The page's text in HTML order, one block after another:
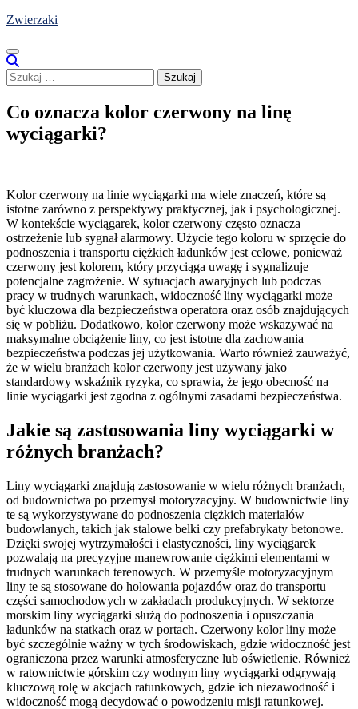
Skip
content
Zwierzaki
Szukaj:
Co oznacza kolor czerwony na linę
wyciągarki?
Kolor czerwony na linie wyciągarki ma wiele znaczeń, które są
istotne zarówno z perspektywy praktycznej, jak i psychologicznej.
W kontekście wyciągarek, kolor czerwony często oznacza
ostrzeżenie lub sygnał alarmowy. Użycie tego koloru w sprzęcie do
podnoszenia i transportu ciężkich ładunków jest celowe, ponieważ
czerwony jest kolorem, który przyciąga uwagę i sygnalizuje
potencjalne zagrożenie. W sytuacjach awaryjnych lub podczas
pracy w trudnych warunkach, widoczność liny wyciągarki może
być kluczowa dla bezpieczeństwa operatora oraz osób znajdujących
się w pobliżu. Dodatkowo, kolor czerwony może wskazywać na
maksymalne obciążenie liny, co jest istotne dla zachowania
bezpieczeństwa podczas jej użytkowania. Warto również zauważyć,
że w wielu branżach kolor czerwony jest używany jako
standardowy wskaźnik ryzyka, co sprawia, że jego obecność na
linie wyciągarki jest zgodna z ogólnymi zasadami bezpieczeństwa.
Jakie są zastosowania liny wyciągarki w
różnych branżach?
Liny wyciągarki znajdują zastosowanie w wielu różnych branżach,
od budownictwa po przemysł motoryzacyjny. W budownictwie liny
te są wykorzystywane do podnoszenia ciężkich materiałów
budowlanych, takich jak stalowe belki czy prefabrykaty betonowe.
Dzięki swojej wytrzymałości i elastyczności, liny wyciągarek
pozwalają na precyzyjne manewrowanie ciężkimi elementami w
trudnych warunkach terenowych. W przemyśle motoryzacyjnym
liny te są stosowane do holowania pojazdów oraz do transportu
części samochodowych w zakładach produkcyjnych. W sektorze
morskim liny wyciągarki służą do podnoszenia i opuszczania
ładunków na statkach oraz w portach. Czerwony kolor liny może
być szczególnie ważny w tych środowiskach, gdzie widoczność jest
ograniczona przez warunki atmosferyczne lub oświetlenie. Również
w ratownictwie górskim czy wodnym liny wyciągarki odgrywają
kluczową rolę w akcjach ratunkowych, gdzie ich niezawodność i
widoczność mogą decydować o powodzeniu misji ratunkowej.